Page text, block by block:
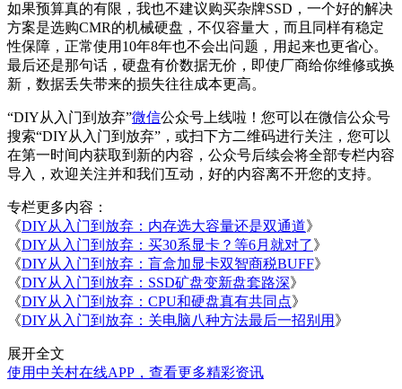
如果预算真的有限，我也不建议购买杂牌SSD，一个好的解决
方案是选购CMR的机械硬盘，不仅容量大，而且同样有稳定
性保障，正常使用10年8年也不会出问题，用起来也更省心。
最后还是那句话，硬盘有价数据无价，即使厂商给你维修或换
新，数据丢失带来的损失往往成本更高。
“DIY从入门到放弃”微信公众号上线啦！您可以在微信公众号
搜索“DIY从入门到放弃”，或扫下方二维码进行关注，您可以
在第一时间内获取到新的内容，公众号后续会将全部专栏内容
导入，欢迎关注并和我们互动，好的内容离不开您的支持。
专栏更多内容：
《DIY从入门到放弃：内存选大容量还是双通道》
《DIY从入门到放弃：买30系显卡？等6月就对了》
《DIY从入门到放弃：盲盒加显卡双智商税BUFF》
《DIY从入门到放弃：SSD矿盘变新盘套路深》
《DIY从入门到放弃：CPU和硬盘真有共同点》
《DIY从入门到放弃：关电脑八种方法最后一招别用 》
展开全文
使用中关村在线APP，查看更多精彩资讯